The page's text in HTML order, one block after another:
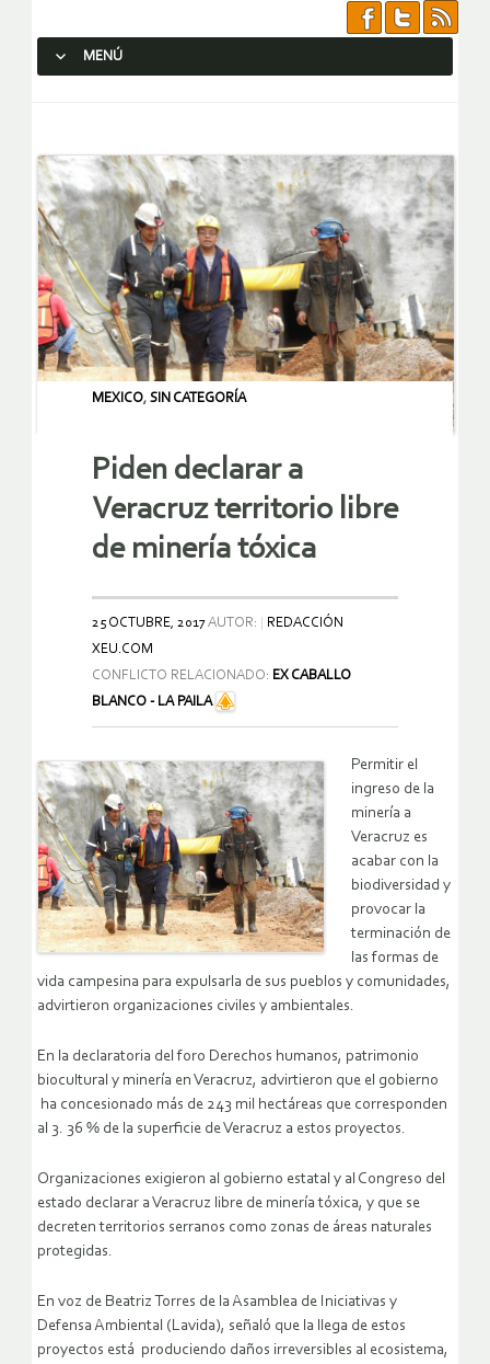
MENÚ
MEXICO, SIN CATEGORÍA
Piden declarar a
Veracruz territorio libre
de minería tóxica
25 OCTUBRE, 2017AUTOR:
REDACCIÓN
XEU.COM
CONFLICTO RELACIONADO: EX CABALLO
BLANCO - LA PAILA
Permitir el
ingreso de la
minería a
Veracruz es
acabar con la
biodiversidad y
provocar la
terminación de
las formas de
vida campesina para expulsarla de sus pueblos y comunidades,
advirtieron organizaciones civiles y ambientales.
En la declaratoria del foro Derechos humanos, patrimonio
biocultural y minería en Veracruz, advirtieron que el gobierno
ha concesionado más de 243 mil hectáreas que corresponden
al 3. 36 % de la superficie de Veracruz a estos proyectos.
Organizaciones exigieron al gobierno estatal y al Congreso del
estado declarar a Veracruz libre de minería tóxica, y que se
decreten territorios serranos como zonas de áreas naturales
protegidas.
En voz de Beatriz Torres de la Asamblea de Iniciativas y
Defensa Ambiental (Lavida), señaló que la llega de estos
proyectos está produciendo daños irreversibles al ecosistema,